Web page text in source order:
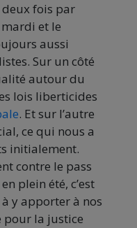
deux fois par
et le
aussi
Sur un côté
autour du
lois liberticides
. Et sur l’autre
ce qui nous a
initialement.
contre le pass
plein été, c’est
y apporter à nos
pour la justice